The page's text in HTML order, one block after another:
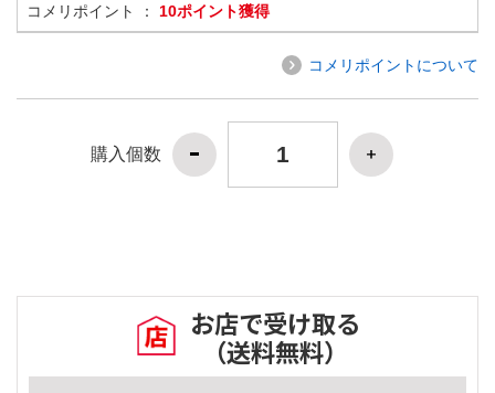
コメリポイント ： 10ポイント獲得
コメリポイントについて
購入個数
お店で受け取る
（送料無料）